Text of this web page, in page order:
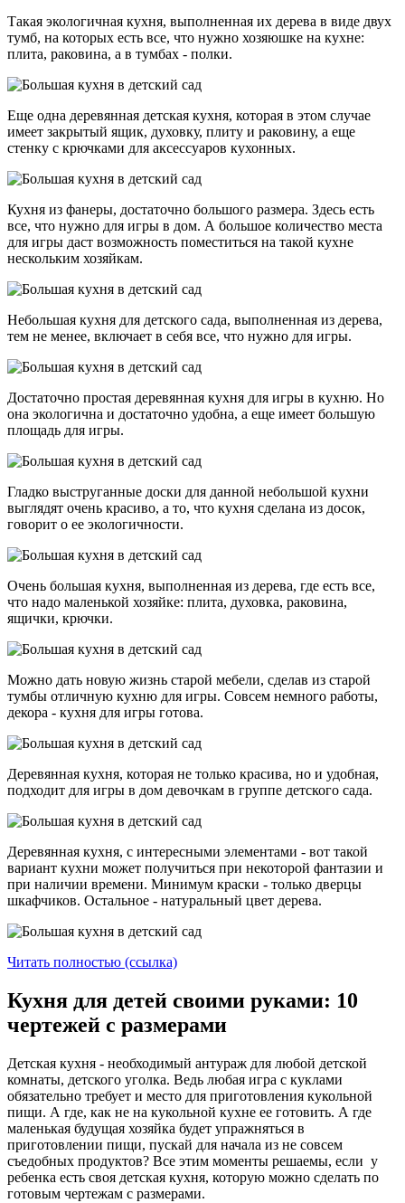
Такая экологичная кухня, выполненная их дерева в виде двух
тумб, на которых есть все, что нужно хозяюшке на кухне:
плита, раковина, а в тумбах - полки.
Еще одна деревянная детская кухня, которая в этом случае
имеет закрытый ящик, духовку, плиту и раковину, а еще
стенку с крючками для аксессуаров кухонных.
Кухня из фанеры, достаточно большого размера. Здесь есть
все, что нужно для игры в дом. А большое количество места
для игры даст возможность поместиться на такой кухне
нескольким хозяйкам.
Небольшая кухня для детского сада, выполненная из дерева,
тем не менее, включает в себя все, что нужно для игры.
Достаточно простая деревянная кухня для игры в кухню. Но
она экологична и достаточно удобна, а еще имеет большую
площадь для игры.
Гладко выструганные доски для данной небольшой кухни
выглядят очень красиво, а то, что кухня сделана из досок,
говорит о ее экологичности.
Очень большая кухня, выполненная из дерева, где есть все,
что надо маленькой хозяйке: плита, духовка, раковина,
ящички, крючки.
Можно дать новую жизнь старой мебели, сделав из старой
тумбы отличную кухню для игры. Совсем немного работы,
декора - кухня для игры готова.
Деревянная кухня, которая не только красива, но и удобная,
подходит для игры в дом девочкам в группе детского сада.
Деревянная кухня, с интересными элементами - вот такой
вариант кухни может получиться при некоторой фантазии и
при наличии времени. Минимум краски - только дверцы
шкафчиков. Остальное - натуральный цвет дерева.
Читать полностью (ссылка)
Кухня для детей своими руками: 10
чертежей с размерами
Детская кухня - необходимый антураж для любой детской
комнаты, детского уголка. Ведь любая игра с куклами
обязательно требует и место для приготовления кукольной
пищи. А где, как не на кукольной кухне ее готовить. А где
маленькая будущая хозяйка будет упражняться в
приготовлении пищи, пускай для начала из не совсем
съедобных продуктов? Все этим моменты решаемы, если у
ребенка есть своя детская кухня, которую можно сделать по
готовым чертежам с размерами.